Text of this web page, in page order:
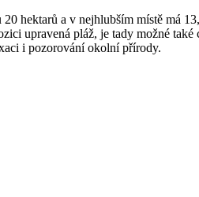
hektarů a v nejhlubším místě
upravená pláž, je tady možné
i pozorování okolní přírody.